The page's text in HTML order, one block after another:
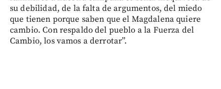
su debilidad, de la falta de argumentos, del miedo
que tienen porque saben que el Magdalena quiere
cambio. Con respaldo del pueblo a la Fuerza del
Cambio, los vamos a derrotar”.